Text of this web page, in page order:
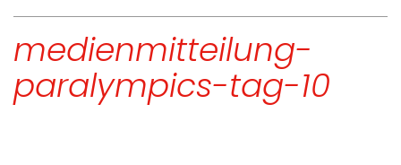
medienmitteilung-
paralympics-tag-10